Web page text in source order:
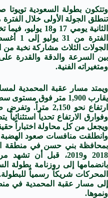
الثانية يومي 17
الجولات الثلاث مشاركة نخبة
بين السرعة والدقة والقدرة
ومتغيراته الفنية.
يقارب 1,900 متر فوق
ارتفاع نحو 2,150
وفوارق الارتفاع تحدياً
ويجعل من كل محاولة اختباراً
بمحافظة بني حسن في منطقة
بانضمامها إلى روزنامة بطولة
إلى مسار عقبة المحمدية في
ونموها.